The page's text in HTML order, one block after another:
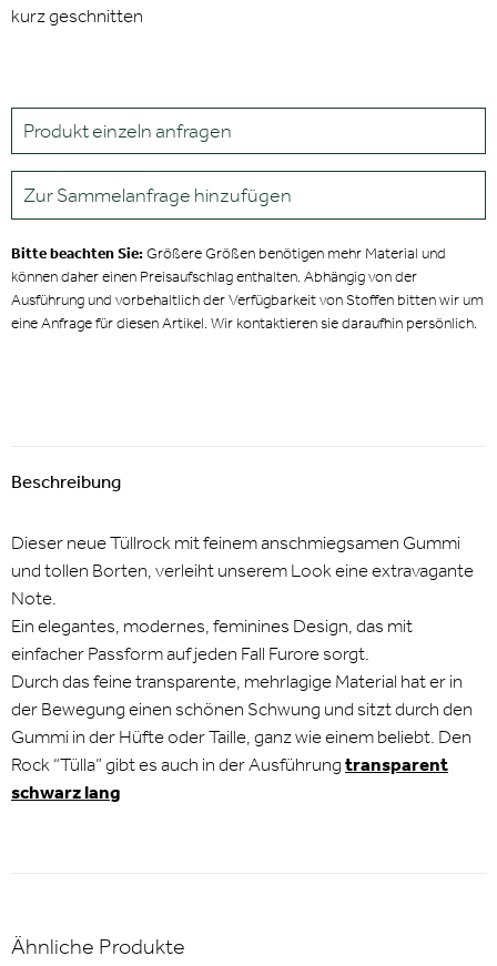
kurz geschnitten
Produkt einzeln anfragen
Zur Sammelanfrage hinzufügen
Bitte beachten Sie:Größere Größen benötigen mehr Material und
können daher einen Preisaufschlag enthalten. Abhängig von der
Ausführung und vorbehaltlich der Verfügbarkeit von Stoffen bitten wir um
eine Anfrage für diesen Artikel. Wir kontaktieren sie daraufhin persönlich.
Beschreibung
Dieser neue Tüllrock mit feinem anschmiegsamen Gummi
und tollen Borten, verleiht unserem Look eine extravagante
Note.
Ein elegantes, modernes, feminines Design, das mit
einfacher Passform auf jeden Fall Furore sorgt.
Durch das feine transparente, mehrlagige Material hat er in
der Bewegung einen schönen Schwung und sitzt durch den
Gummi in der Hüfte oder Taille, ganz wie einem beliebt. Den
Rock “Tülla” gibt es auch in der Ausführung transparent
schwarz lang
Ähnliche Produkte